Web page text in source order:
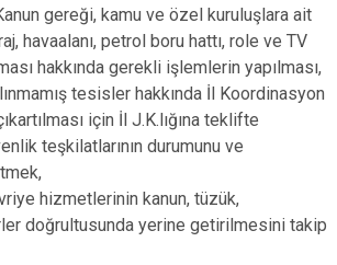
gereği, kamu ve özel kuruluşlara ait
havaalanı, petrol boru hattı, role ve TV
hakkında gerekli işlemlerin yapılması,
tesisler hakkında İl Koordinasyon
için İl J.K.lığına teklifte
teşkilatlarının durumunu ve
hizmetlerinin kanun, tüzük,
doğrultusunda yerine getirilmesini takip